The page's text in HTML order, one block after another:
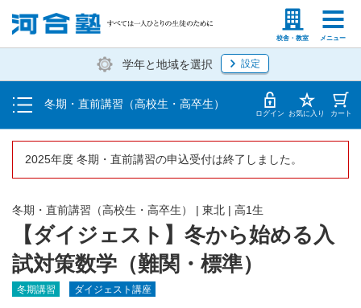
校舎・教室 メニュー
塾生の方 高等学校の先生
学年と地域を選択 設定
冬期・直前講習（高校生・高卒生）
受講料・お申し込み方法
受講開始までの流れ
校舎一覧 ログイン お気に入り カート
2025年度 冬期・直前講習の申込受付は終了しました。
【ダイジェスト】冬から始める入
試対策数学（難関・標準）
冬期・直前講習（高校生・高卒生） | 東北 | 高1生
冬期講習 ダイジェスト講座